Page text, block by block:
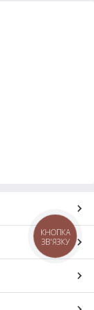
КНОПКА
ЗВ'ЯЗКУ